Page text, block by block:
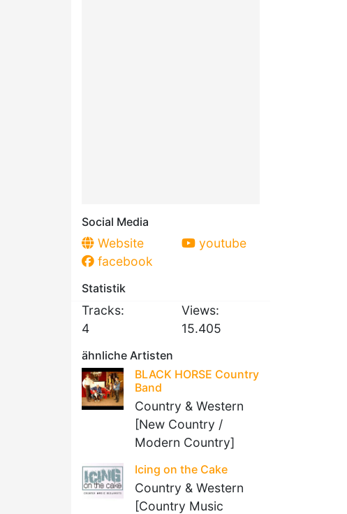
Social Media
Website
youtube
facebook
Statistik
Tracks:
4
Views:
15.405
ähnliche Artisten
BLACK HORSE Country
Band
Country & Western
[New Country /
Modern Country]
Icing on the Cake
Country & Western
[Country Music